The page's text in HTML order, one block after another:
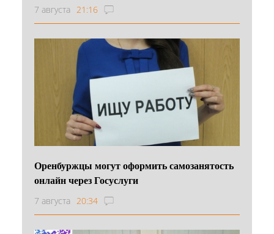
7 августа 21:16
Оренбуржцы могут оформить самозанятость
онлайн через Госуслуги
7 августа 20:34